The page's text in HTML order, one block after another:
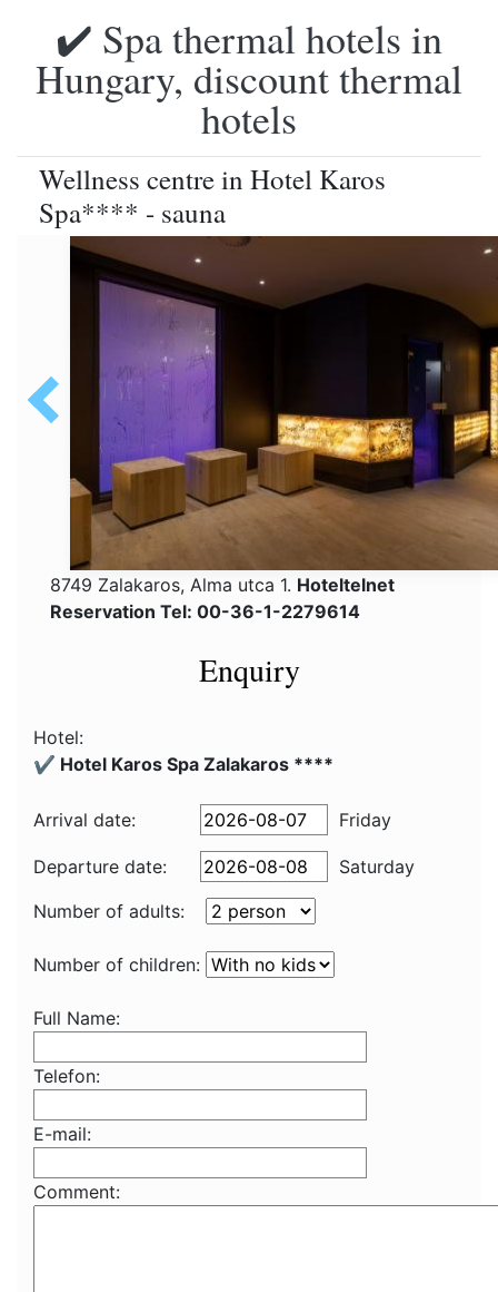
✔️ Spa thermal hotels in
Hungary, discount thermal
hotels
Wellness centre in Hotel Karos
Spa**** - sauna
8749 Zalakaros, Alma utca 1. Hoteltelnet
Reservation Tel: 00-36-1-2279614
Enquiry
Hotel:
✔️ Hotel Karos Spa Zalakaros ****
Arrival date: Friday
Departure date:
Saturday
Number of adults:
Number of children:
Full Name:
Telefon:
E-mail:
Comment: